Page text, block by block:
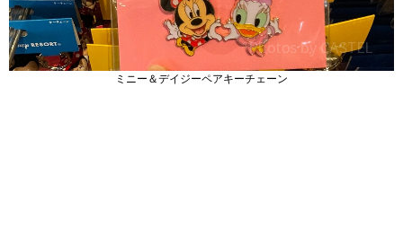
ミニー＆デイジーペアキーチェーン